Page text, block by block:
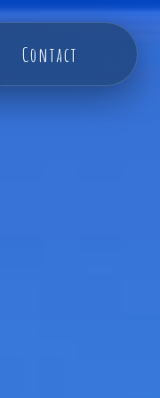
Contact